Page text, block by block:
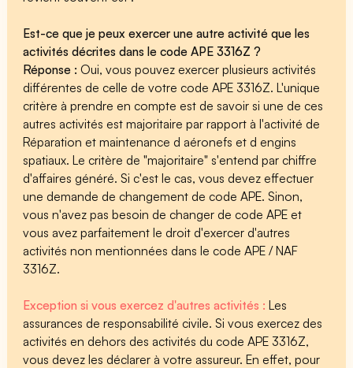
Est-ce que je peux exercer une autre activité que les
activités décrites dans le code APE 3316Z ?
Réponse :Oui, vous pouvez exercer plusieurs activités
différentes de celle de votre code APE 3316Z. L'unique
critère à prendre en compte est de savoir si une de ces
autres activités est majoritaire par rapport à l'activité de
Réparation et maintenance d aéronefs et d engins
spatiaux. Le critère de "majoritaire" s'entend par chiffre
d'affaires généré. Si c'est le cas, vous devez effectuer
une demande de changement de code APE. Sinon,
vous n'avez pas besoin de changer de code APE et
vous avez parfaitement le droit d'exercer d'autres
activités non mentionnées dans le code APE / NAF
3316Z.
Exception si vous exercez d'autres activités :Les
assurances de responsabilité civile. Si vous exercez des
activités en dehors des activités du code APE 3316Z,
vous devez les déclarer à votre assureur. En effet, pour